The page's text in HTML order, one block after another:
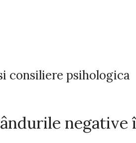
consiliere psihologica